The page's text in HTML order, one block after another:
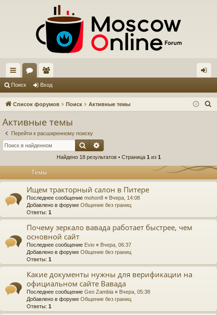
с
ы ум
ол
ьз
ел
д
Поиск Вход
Список форумов Поиск Активные темы
Активные темы
Перейти к расширенному поиску
Поиск
Найдено 18 результатов • Страница 1 из 1
Темы
Ищем тракторный салон в Питере
Последнее сообщение mohon8 « Вчера, 14:08
Добавлено в форуме Общение без границ
Ответы: 1
Почему зеркало вавада работает быстрее, чем
основной сайт
Последнее сообщение Evio « Вчера, 06:37
Добавлено в форуме Общение без границ
Ответы: 1
Какие документы нужны для верификации на
официальном сайте Вавада
Последнее сообщение Geo Zambia « Вчера, 05:38
Добавлено в форуме Общение без границ
Ответы: 1